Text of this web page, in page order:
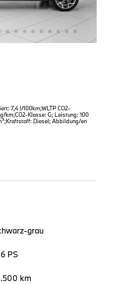
7,4 l/100km;WLTP CO2-
km;CO2-Klasse: G; Leistung: 100
Diesel; Abbildung/en
grau
PS
km